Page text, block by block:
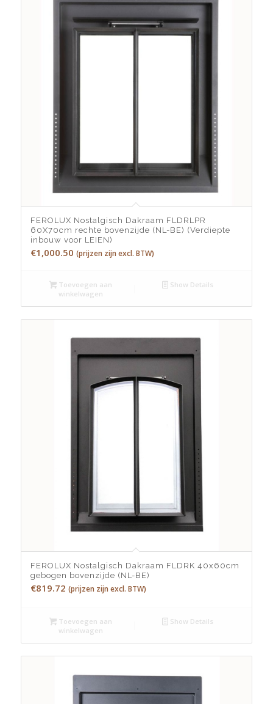
FEROLUX Nostalgisch Dakraam FLDRLPR
60X70cm rechte bovenzijde (NL-BE) (Verdiepte
inbouw voor LEIEN)
€1,000.50 (prijzen zijn excl. BTW)
Toevoegen aan
winkelwagen
Show Details
FEROLUX Nostalgisch Dakraam FLDRK 40x60cm
gebogen bovenzijde (NL-BE)
€819.72 (prijzen zijn excl. BTW)
Toevoegen aan
winkelwagen
Show Details